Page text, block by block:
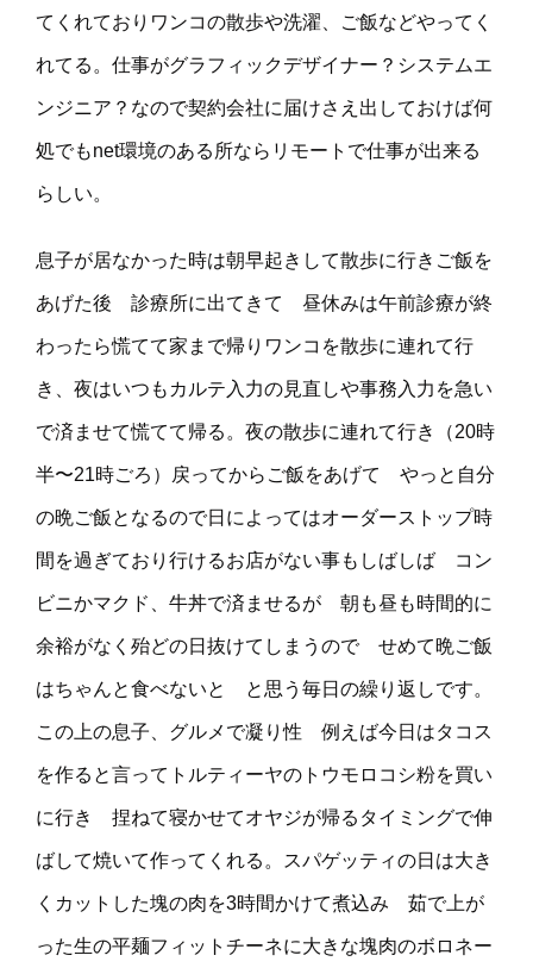
てくれておりワンコの散歩や洗濯、ご飯などやってく
れてる。仕事がグラフィックデザイナー？システムエ
ンジニア？なので契約会社に届けさえ出しておけば何
処でもnet環境のある所ならリモートで仕事が出来る
らしい。
息子が居なかった時は朝早起きして散歩に行きご飯を
あげた後 診療所に出てきて 昼休みは午前診療が終
わったら慌てて家まで帰りワンコを散歩に連れて行
き、夜はいつもカルテ入力の見直しや事務入力を急い
で済ませて慌てて帰る。夜の散歩に連れて行き（20時
半〜21時ごろ）戻ってからご飯をあげて やっと自分
の晩ご飯となるので日によってはオーダーストップ時
間を過ぎており行けるお店がない事もしばしば コン
ビニかマクド、牛丼で済ませるが 朝も昼も時間的に
余裕がなく殆どの日抜けてしまうので せめて晩ご飯
はちゃんと食べないと と思う毎日の繰り返しです。
この上の息子、グルメで凝り性 例えば今日はタコス
を作ると言ってトルティーヤのトウモロコシ粉を買い
に行き 捏ねて寝かせてオヤジが帰るタイミングで伸
ばして焼いて作ってくれる。スパゲッティの日は大き
くカットした塊の肉を3時間かけて煮込み 茹で上が
った生の平麺フィットチーネに大きな塊肉のボロネー